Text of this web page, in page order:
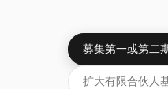
募集第一或第二
扩大有限合伙人